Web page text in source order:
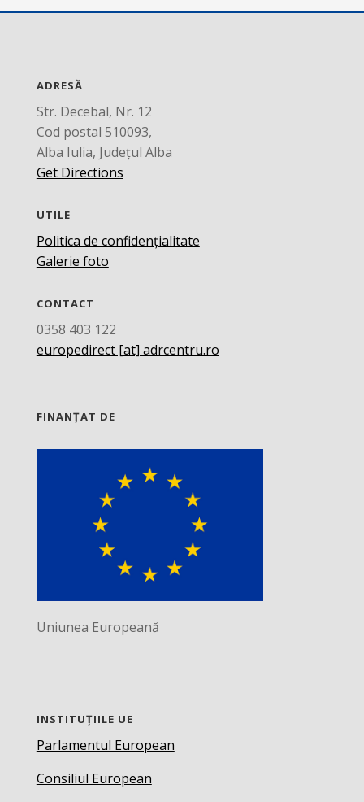
ADRESĂ
Str. Decebal, Nr. 12
Cod postal 510093,
Alba Iulia, Județul Alba
Get Directions
UTILE
Politica de confidențialitate
Galerie foto
CONTACT
0358 403 122
europedirect [at] adrcentru.ro
FINANȚAT DE
Uniunea Europeană
INSTITUȚIILE UE
Parlamentul European
Consiliul European